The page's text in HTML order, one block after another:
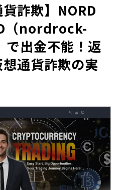
貨詐欺】NORD
（nordrock-
出金不能！返
通貨詐欺の実